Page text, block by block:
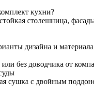
кухни?
столешница,
дизайна и
без доводчика от
сушка с двойным